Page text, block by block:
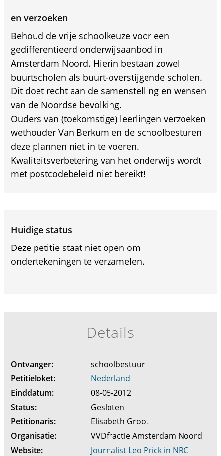
en verzoeken
Behoud de vrije schoolkeuze voor een
gedifferentieerd onderwijsaanbod in
Amsterdam Noord. Hierin bestaan zowel
buurtscholen als buurt-overstijgende scholen.
Dit doet recht aan de samenstelling en wensen
van de Noordse bevolking.
Ouders van (toekomstige) leerlingen verzoeken
wethouder Van Berkum en de schoolbesturen
deze plannen niet in te voeren.
Kwaliteitsverbetering van het onderwijs wordt
met postcodebeleid niet bereikt!
Huidige status
Deze petitie staat niet open om
ondertekeningen te verzamelen.
Details
Ontvanger:
schoolbestuur
Petitieloket:
Nederland
Einddatum:
08-05-2012
Status:
Gesloten
Petitionaris:
Elisabeth Groot
Organisatie:
VVDfractie Amsterdam Noord
Website:
Journalist Leo Prick in NRC